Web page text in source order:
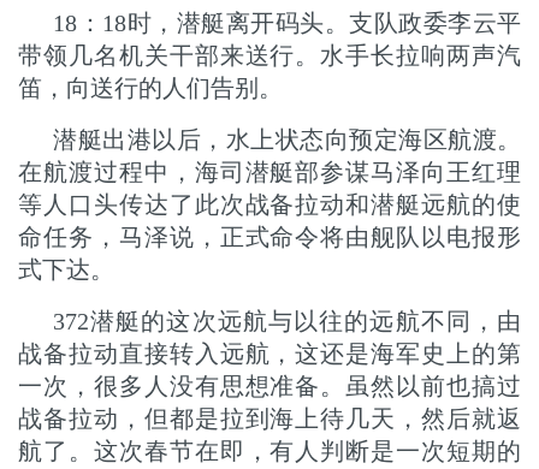
18：18时，潜艇离开码头。支队政委李云平
带领几名机关干部来送行。水手长拉响两声汽
笛，向送行的人们告别。
潜艇出港以后，水上状态向预定海区航渡。
在航渡过程中，海司潜艇部参谋马泽向王红理
等人口头传达了此次战备拉动和潜艇远航的使
命任务，马泽说，正式命令将由舰队以电报形
式下达。
372潜艇的这次远航与以往的远航不同，由
战备拉动直接转入远航，这还是海军史上的第
一次，很多人没有思想准备。虽然以前也搞过
战备拉动，但都是拉到海上待几天，然后就返
航了。这次春节在即，有人判断是一次短期的